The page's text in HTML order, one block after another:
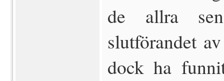
de allra
slutförandet
dock ha